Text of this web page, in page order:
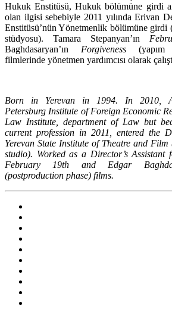
Hukuk Enstitüsü, Hukuk bölümüne girdi
olan ilgisi sebebiyle 2011 yılında Erivan
Enstitüsü’nün Yönetmenlik bölümüne girdi
stüdyosu). Tamara Stepanyan’ın
Baghdasaryan’ın Forgiveness (yapım
filmlerinde yönetmen yardımcısı olarak
Born in Yerevan in 1994. In 2010,
Petersburg Institute of Foreign Economic
Law Institute, department of Law but
current profession in 2011, entered the
Yerevan State Institute of Theatre and Film
studio). Worked as a Director’s Assistant
February 19th and Edgar
(postproduction phase) films.